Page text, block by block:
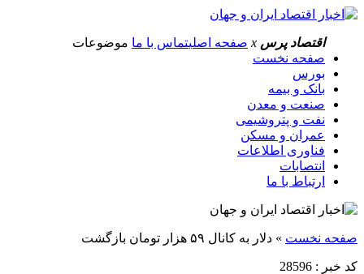
اقتصاد پرس x صفحه اصلیتماس با ما موضوعات
صفحه نخست
بورس
بانک و بیمه
صنعت و معدن
نفت و پتروشیمی
عمران و مسکن
فناوری اطلاعات
انتصابات
ارتباط با ما
صفحه نخست » دلار به کانال ۵۹ هزار تومان بازگشت
کد خبر : 28596